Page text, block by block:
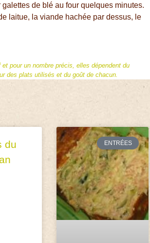
de blé au four quelques minutes.
laitue, la viande hachée par dessus, le
pour un nombre précis, elles dépendent du
des plats utilisés et du goût de chacun.
du
ENTRÉES